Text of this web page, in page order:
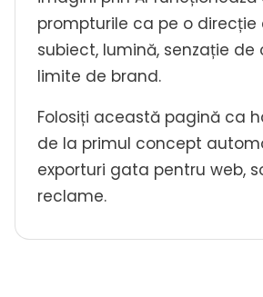
prompturile ca pe o direcție
subiect, lumină, senzație de
limite de brand.
Folosiți această pagină ca
de la primul concept
exporturi gata pentru web,
reclame.